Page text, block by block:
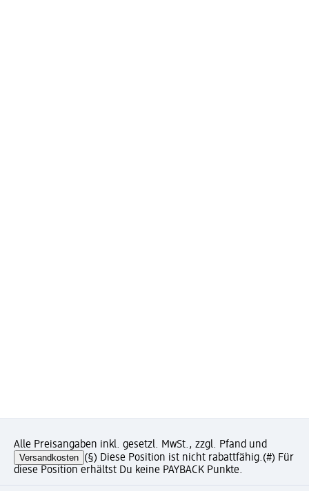
Alle Preisangaben inkl. gesetzl. MwSt., zzgl. Pfand und
Versandkosten (§) Diese Position ist nicht rabattfähig.(#) Für
diese Position erhältst Du keine PAYBACK Punkte.